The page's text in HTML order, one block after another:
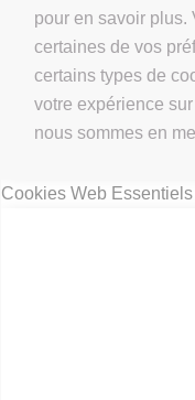
pour en savoir plus.
certaines de vos
certains types de
votre expérience
nous sommes en
Cookies Web Essentiels